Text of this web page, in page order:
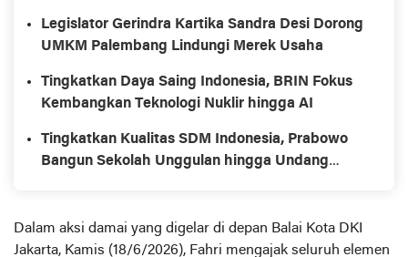
Legislator Gerindra Kartika Sandra Desi Dorong
UMKM Palembang Lindungi Merek Usaha
Tingkatkan Daya Saing Indonesia, BRIN Fokus
Kembangkan Teknologi Nuklir hingga AI
Tingkatkan Kualitas SDM Indonesia, Prabowo
Bangun Sekolah Unggulan hingga Undang
Dalam aksi damai yang digelar di depan Balai Kota DKI
Jakarta, Kamis (18/6/2026), Fahri mengajak seluruh elemen